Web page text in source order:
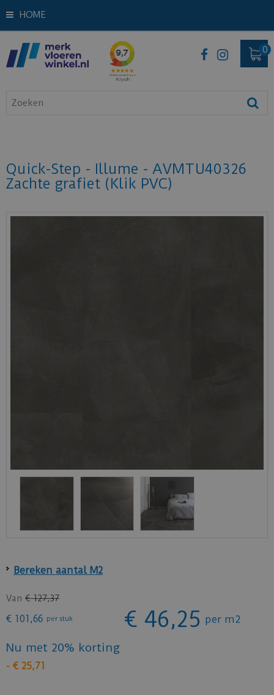
HOME
Quick-Step - Illume - AVMTU40326
Zachte grafiet (Klik PVC)
Bereken aantal M2
Van € 127,37
€ 101 ,66 per stuk € 46,25 per m2
Nu met 20% korting
- € 25,71